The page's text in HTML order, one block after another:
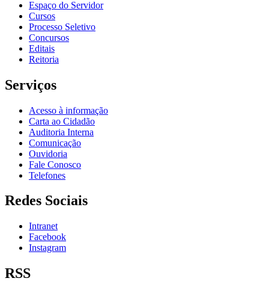
Espaço do Servidor
Cursos
Processo Seletivo
Concursos
Editais
Reitoria
Serviços
Acesso à informação
Carta ao Cidadão
Auditoria Interna
Comunicação
Ouvidoria
Fale Conosco
Telefones
Redes Sociais
Intranet
Facebook
Instagram
RSS